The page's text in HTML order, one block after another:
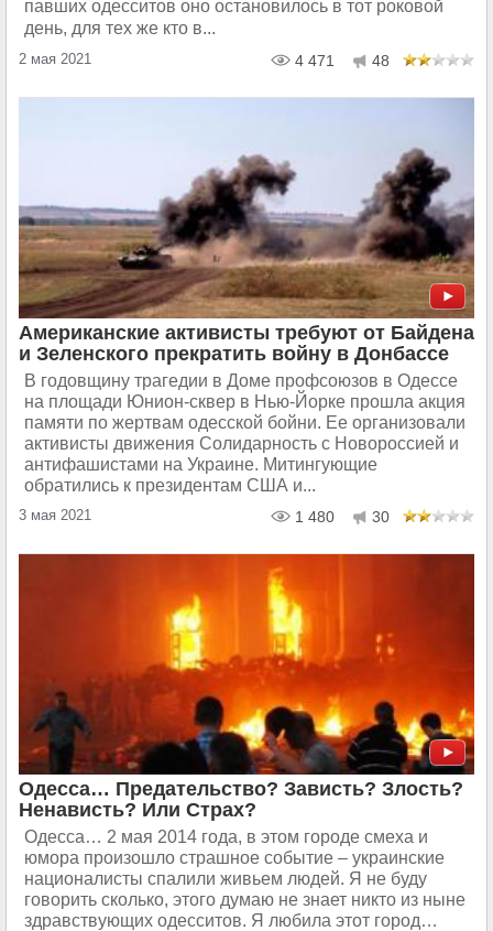
павших одесситов оно остановилось в тот роковой
день, для тех же кто в...
2 мая 2021 4 471 48
Американские активисты требуют от Байдена
и Зеленского прекратить войну в Донбассе
В годовщину трагедии в Доме профсоюзов в Одессе
на площади Юнион-сквер в Нью-Йорке прошла акция
памяти по жертвам одесской бойни. Ее организовали
активисты движения Солидарность с Новороссией и
антифашистами на Украине. Митингующие
обратились к президентам США и...
3 мая 2021 1 480 30
Одесса… Предательство? Зависть? Злость?
Ненависть? Или Страх?
Одесса… 2 мая 2014 года, в этом городе смеха и
юмора произошло страшное событие – украинские
националисты спалили живьем людей. Я не буду
говорить сколько, этого думаю не знает никто из ныне
здравствующих одесситов. Я любила этот город…